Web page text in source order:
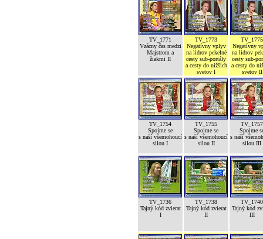
TV_1771
Vzácny čas medzi
Majstrom a
žiakmi II
TV_1773
Negatívny vplyv
na lídrov pekelné
cesty sub-portály
a cesty do nižších
svetov I
TV_1775
Negatívny
na lídrov
cesty sub-
a cesty do
svetov II
TV_1754
Spojme se
s naší všemohoucí
silou I
TV_1755
Spojme se
s naší všemohoucí
silou II
TV_1757
Spojme
s naší
silou III
TV_1736
Tajný kód zvierat
I
TV_1738
Tajný kód zvierat
II
TV_1740
Tajný kód
III